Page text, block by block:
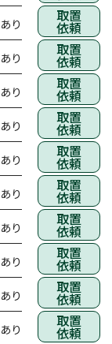
あり 取置
依頼
あり 取置
依頼
あり 取置
依頼
あり 取置
依頼
あり 取置
依頼
あり 取置
依頼
あり 取置
依頼
あり 取置
依頼
あり 取置
依頼
あり 取置
依頼